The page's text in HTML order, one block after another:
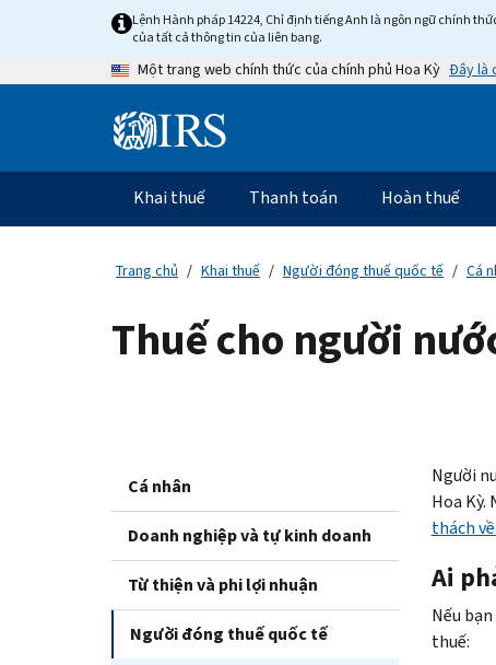
content
Lệnh Hành pháp 14224, Chỉ định tiếng Anh là ngôn ngữ chính
của tất cả thông tin của liên bang.
Một trang web chính thức của chính phủ Hoa Kỳ Đây là
Information
Điều
hướng
chính
Khai thuế Thanh toán Hoàn thuế
Trang chủ Khai thuế Người đóng thuế quốc tế Cá
Thuế cho người
Cá nhân
Doanh nghiệp và tự kinh doanh
Từ thiện và phi lợi nhuận
Người đóng thuế quốc tế
Người
Hoa
thách
Ai
Nếu
thuế: